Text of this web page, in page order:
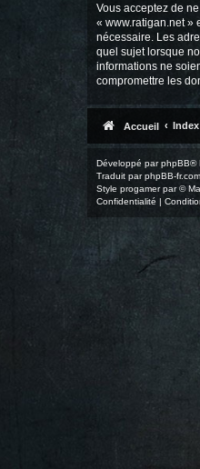
Vous acceptez de
« www.ratigan.net »
nécessaire. Les
quel sujet lorsque
informations ne
compromettre les
Accueil
Développé parphpBB®
Traduit parphpBB-fr.com
Style progamerpar ©
Confidentialité |